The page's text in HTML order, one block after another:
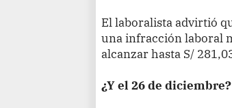
El laboralista advirtió
una infracción laboral
alcanzar hasta S/
¿Y el 26 de diciembre?